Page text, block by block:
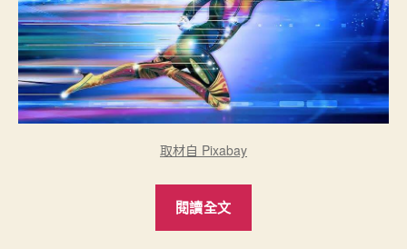
取材自 Pixabay
閱讀全文